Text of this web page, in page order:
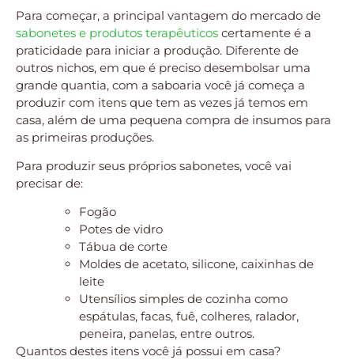
Para começar, a principal vantagem do mercado de
sabonetes e produtos terapêuticos certamente é a
praticidade para iniciar a produção. Diferente de
outros nichos, em que é preciso desembolsar uma
grande quantia, com a saboaria você já começa a
produzir com itens que tem as vezes já temos em
casa, além de uma pequena compra de insumos para
as primeiras produções.
Para produzir seus próprios sabonetes, você vai
precisar de:
Fogão
Potes de vidro
Tábua de corte
Moldes de acetato, silicone, caixinhas de
leite
Utensílios simples de cozinha como
espátulas, facas, fuê, colheres, ralador,
peneira, panelas, entre outros.
Quantos destes itens você já possui em casa?